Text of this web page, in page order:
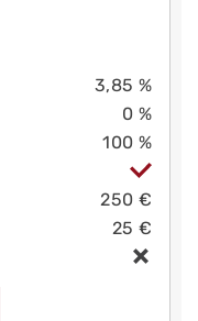
3,85 %
0 %
100 %
250 €
25 €